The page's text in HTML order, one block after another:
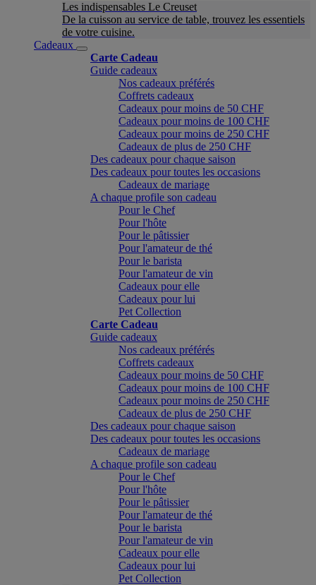
Les indispensables Le Creuset
De la cuisson au service de table, trouvez les essentiels
de votre cuisine.
Cadeaux
Carte Cadeau
Guide cadeaux
Nos cadeaux préférés
Coffrets cadeaux
Cadeaux pour moins de 50 CHF
Cadeaux pour moins de 100 CHF
Cadeaux pour moins de 250 CHF
Cadeaux de plus de 250 CHF
Des cadeaux pour chaque saison
Des cadeaux pour toutes les occasions
Cadeaux de mariage
A chaque profile son cadeau
Pour le Chef
Pour l'hôte
Pour le pâtissier
Pour l'amateur de thé
Pour le barista
Pour l'amateur de vin
Cadeaux pour elle
Cadeaux pour lui
Pet Collection
Carte Cadeau
Guide cadeaux
Nos cadeaux préférés
Coffrets cadeaux
Cadeaux pour moins de 50 CHF
Cadeaux pour moins de 100 CHF
Cadeaux pour moins de 250 CHF
Cadeaux de plus de 250 CHF
Des cadeaux pour chaque saison
Des cadeaux pour toutes les occasions
Cadeaux de mariage
A chaque profile son cadeau
Pour le Chef
Pour l'hôte
Pour le pâtissier
Pour l'amateur de thé
Pour le barista
Pour l'amateur de vin
Cadeaux pour elle
Cadeaux pour lui
Pet Collection